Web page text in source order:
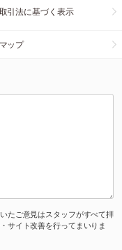
引法に基づく表示
ップ
たご意見はスタッフがすべて拝
サイト改善を行ってまいりま